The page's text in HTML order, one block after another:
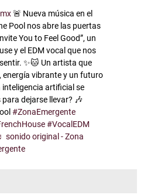
🚨 Nueva música en el
Pool nos abre las puertas
You to Feel Good”, un
y el EDM vocal que nos
✨🐱 Un artista que
vibrante y un futuro
artificial se
dejarse llevar? 🎶
#ZonaEmergente
#VocalEDM
sonido original - Zona